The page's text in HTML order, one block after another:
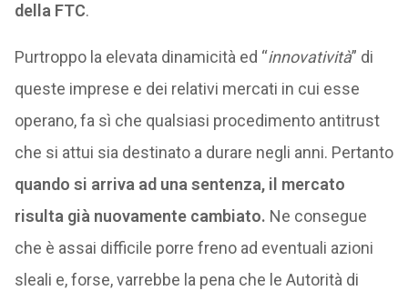
della FTC.
Purtroppo la elevata dinamicità ed “innovatività” di
queste imprese e dei relativi mercati in cui esse
operano, fa sì che qualsiasi procedimento antitrust
che si attui sia destinato a durare negli anni. Pertanto
quando si arriva ad una sentenza, il mercato
risulta già nuovamente cambiato. Ne consegue
che è assai difficile porre freno ad eventuali azioni
sleali e, forse, varrebbe la pena che le Autorità di